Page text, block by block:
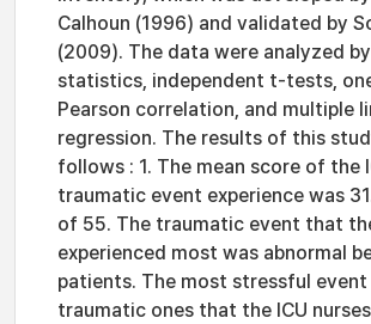
Calhoun (1996) and validated by
(2009). The data were analyzed
statistics, independent t-tests,
Pearson correlation, and multiple
regression. The results of this
follows : 1. The mean score of the
traumatic event experience was
of 55. The traumatic event that
experienced most was abnormal
patients. The most stressful
traumatic ones that the ICU